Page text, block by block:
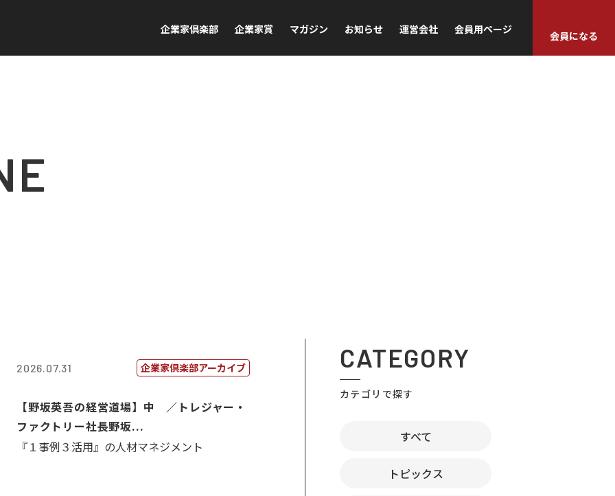
企業家倶楽部 企業家賞 マガジン お知らせ 運営会社 会員用ページ
会員になる
2026.07.31 企業家倶楽部アーカイブ
【野坂英吾の経営道場】中 ／トレジャー・
ファクトリー社長野坂...
『１事例３活用』の人材マネジメント
CATEGORY
カテゴリで探す
すべて
トピックス